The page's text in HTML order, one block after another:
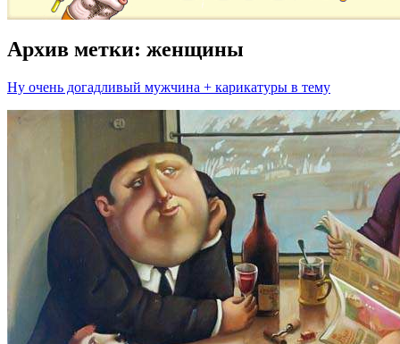
Архив метки: женщины
Ну очень догадливый мужчина + карикатуры в тему